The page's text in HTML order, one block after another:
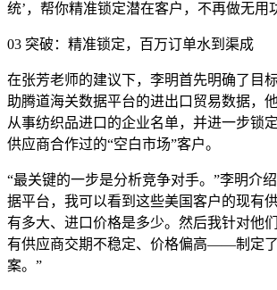
统’，帮你精准锁定潜在客户，不再做无用
03 突破：精准锁定，百万订单水到渠成
在张芳老师的建议下，李明首先明确了
助腾道海关数据平台的进出口贸易数据，
从事纺织品进口的企业名单，并进一步锁
供应商合作过的“空白市场”客户。
“最关键的一步是分析竞争对手。”李明介
据平台，我可以看到这些美国客户的现有
有多大、进口价格是多少。然后我针对
有供应商交期不稳定、价格偏高——制定
案。”